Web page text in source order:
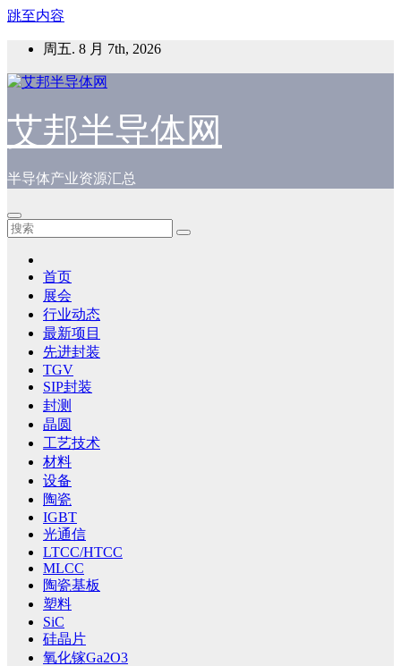
跳至内容
周五. 8 月 7th, 2026
艾邦半导体网
半导体产业资源汇总
首页
展会
行业动态
最新项目
先进封装
TGV
SIP封装
封测
晶圆
工艺技术
材料
设备
陶瓷
IGBT
光通信
LTCC/HTCC
MLCC
陶瓷基板
塑料
SiC
硅晶片
氧化镓Ga2O3